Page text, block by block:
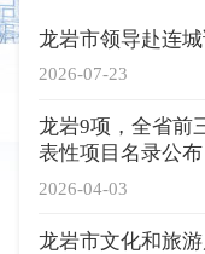
2026-07-23
龙岩市领导赴连
2026-04-03
龙岩9项，全省前
表性项目名录公布
龙岩市文化和旅